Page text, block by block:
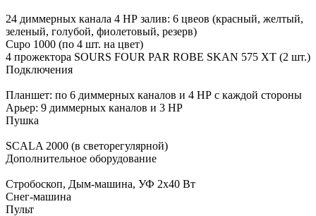
24 диммерных канала 4 НР залив: 6 цвеов (красный, желтый,
зеленый, голубой, фиолетовый, резерв)
Сuро 1000 (по 4 шт. на цвет)
4 прожектора SOURS FOUR PAR ROBE SKAN 575 XT (2 шт.)
Подключения
Планшет: по 6 диммерных каналов и 4 НР с каждой стороны
Арьер: 9 диммерных каналов и 3 НР
Пушка
SCALA 2000 (в светорегулярной)
Дополнительное оборудование
Стробоскоп, Дым-машина, УФ 2х40 Вт
Снег-машина
Пульт